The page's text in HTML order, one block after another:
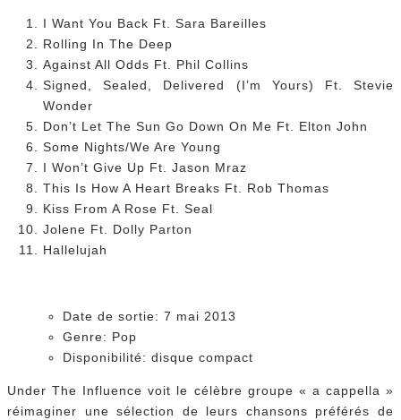
I Want You Back Ft. Sara Bareilles
Rolling In The Deep
Against All Odds Ft. Phil Collins
Signed, Sealed, Delivered (I’m Yours) Ft. Stevie
Wonder
Don’t Let The Sun Go Down On Me Ft. Elton John
Some Nights/We Are Young
I Won’t Give Up Ft. Jason Mraz
This Is How A Heart Breaks Ft. Rob Thomas
Kiss From A Rose Ft. Seal
Jolene Ft. Dolly Parton
Hallelujah
Date de sortie: 7 mai 2013
Genre: Pop
Disponibilité: disque compact
Under The Influence voit le célèbre groupe « a cappella »
réimaginer une sélection de leurs chansons préférés de